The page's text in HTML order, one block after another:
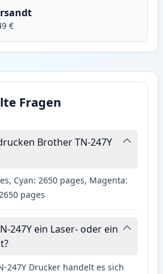
€
Fragen
Brother TN-247Y
Cyan: 2650 pages, Magenta:
pages
247Y ein Laser- oder ein
247Y Drucker handelt es sich